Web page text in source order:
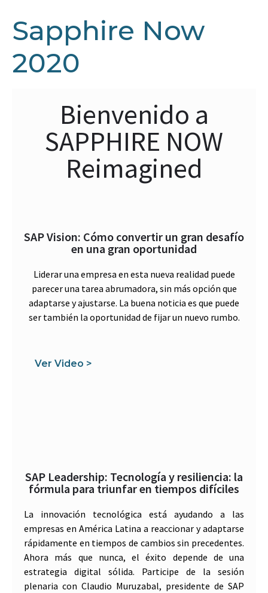
Sapphire Now
2020
Bienvenido a
SAPPHIRE NOW
Reimagined
SAP Vision: Cómo convertir un gran desafío
en una gran oportunidad
Liderar una empresa en esta nueva realidad puede
parecer una tarea abrumadora, sin más opción que
adaptarse y ajustarse. La buena noticia es que puede
ser también la oportunidad de fijar un nuevo rumbo.
Ver Video >
SAP Leadership: Tecnología y resiliencia: la
fórmula para triunfar en tiempos difíciles
La innovación tecnológica está ayudando a las
empresas en América Latina a reaccionar y adaptarse
rápidamente en tiempos de cambios sin precedentes.
Ahora más que nunca, el éxito depende de una
estrategia digital sólida. Participe de la sesión
plenaria con Claudio Muruzabal, presidente de SAP